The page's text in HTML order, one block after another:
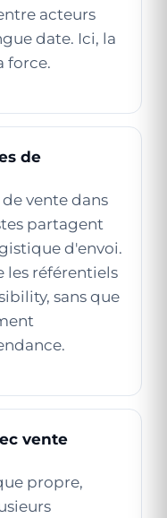
acteurs
date. Ici, la
force.
de
vente dans
partagent
d'envoi.
les référentiels
sans que
vente
propre,